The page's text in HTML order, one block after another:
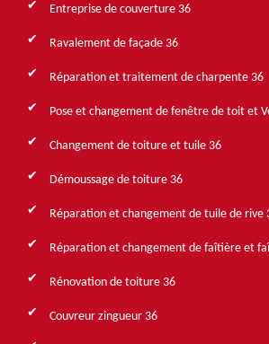
Entreprise de couverture 36
Ravalement de façade 36
Réparation et traitement de charpente 36
Pose et changement de fenêtre de toit et
Changement de toiture et tuile 36
Démoussage de toiture 36
Réparation et changement de tuile de rive
Réparation et changement de faîtière et
Rénovation de toiture 36
Couvreur zingueur 36